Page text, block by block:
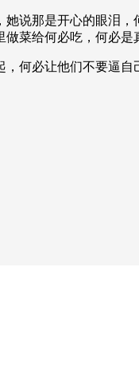
说那是开心的眼泪，
菜给何必吃，何必是
何必让他们不要逼自